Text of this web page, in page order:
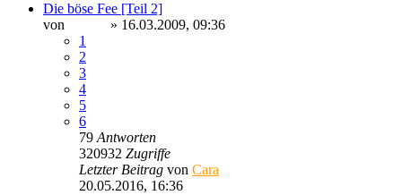
Die böse Fee [Teil 2]
von
» 16.03.2009, 09:36
1
2
3
4
5
6
79Antworten
320932 Zugriffe
Letzter Beitrag von Cara
20.05.2016, 16:36